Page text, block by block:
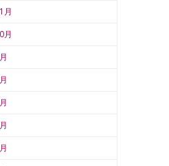
月
月